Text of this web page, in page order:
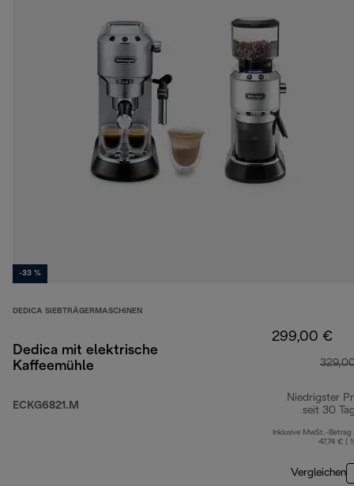
-33 %
DEDICA SIEBTRÄGERMASCHINEN
Dedica mit elektrische
Kaffeemühle
ECKG6821.M
299,00 €
Niedrigster
seit 30
Inklusive MwSt.-Betrag
47,74 € (
Vergleichen